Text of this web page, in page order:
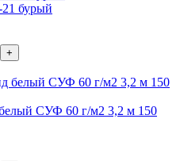
бурый
СУФ 60 г/м2 3,2 м 150